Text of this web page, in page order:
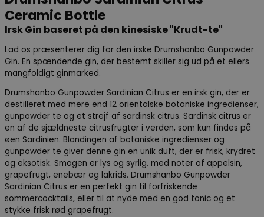
Ceramic Bottle
Irsk Gin baseret på den kinesiske "Krudt-te"
Lad os præsenterer dig for den irske Drumshanbo Gunpowder
Gin. En spændende gin, der bestemt skiller sig ud på et ellers
mangfoldigt ginmarked.
Drumshanbo Gunpowder Sardinian Citrus er en irsk gin, der er
destilleret med mere end 12 orientalske botaniske ingredienser,
gunpowder te og et strejf af sardinsk citrus. Sardinsk citrus er
en af de sjældneste citrusfrugter i verden, som kun findes på
øen Sardinien. Blandingen af botaniske ingredienser og
gunpowder te giver denne gin en unik duft, der er frisk, krydret
og eksotisk. Smagen er lys og syrlig, med noter af appelsin,
grapefrugt, enebær og lakrids. Drumshanbo Gunpowder
Sardinian Citrus er en perfekt gin til forfriskende
sommercocktails, eller til at nyde med en god tonic og et
stykke frisk rød grapefrugt.